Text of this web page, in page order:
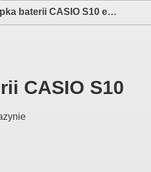
PRO-JEX: Klapka baterii CASIO S10 elektronika i akcesoria aparatów fotograficznych
CASIO S10